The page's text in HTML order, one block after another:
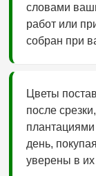
словами
работ или
собран при
Цветы
после
день,
уверены в